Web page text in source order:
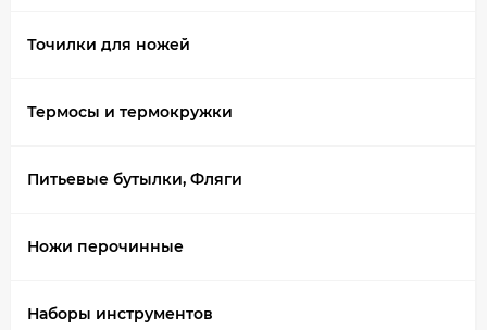
Точилки для ножей
Термосы и термокружки
Питьевые бутылки, Фляги
Ножи перочинные
Наборы инструментов